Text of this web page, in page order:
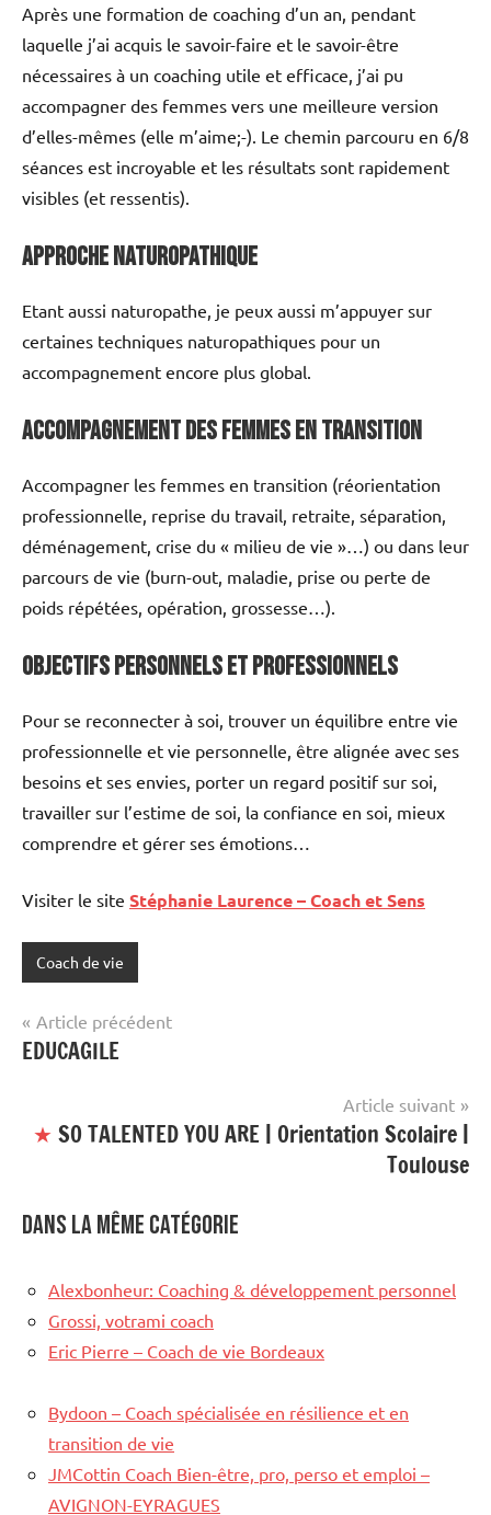
Après une formation de coaching d’un an, pendant
laquelle j’ai acquis le savoir-faire et le savoir-être
nécessaires à un coaching utile et efficace, j’ai pu
accompagner des femmes vers une meilleure version
d’elles-mêmes (elle m’aime;-). Le chemin parcouru en 6/8
séances est incroyable et les résultats sont rapidement
visibles (et ressentis).
Approche Naturopathique
Etant aussi naturopathe, je peux aussi m’appuyer sur
certaines techniques naturopathiques pour un
accompagnement encore plus global.
Accompagnement des Femmes en Transition
Accompagner les femmes en transition (réorientation
professionnelle, reprise du travail, retraite, séparation,
déménagement, crise du « milieu de vie »…) ou dans leur
parcours de vie (burn-out, maladie, prise ou perte de
poids répétées, opération, grossesse…).
Objectifs Personnels et Professionnels
Pour se reconnecter à soi, trouver un équilibre entre vie
professionnelle et vie personnelle, être alignée avec ses
besoins et ses envies, porter un regard positif sur soi,
travailler sur l’estime de soi, la confiance en soi, mieux
comprendre et gérer ses émotions…
Visiter le site Stéphanie Laurence – Coach et Sens
Coach de vie
Navigation
de
Article précédent
EDUCAGILE
Article suivant
★ SO TALENTED YOU ARE | Orientation Scolaire |
Toulouse
Dans la même catégorie
Alexbonheur: Coaching & développement personnel
Grossi, votrami coach
Eric Pierre – Coach de vie Bordeaux
Bydoon – Coach spécialisée en résilience et en
transition de vie
JMCottin Coach Bien-être, pro, perso et emploi –
AVIGNON-EYRAGUES